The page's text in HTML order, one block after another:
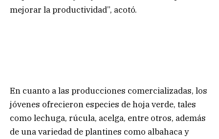
mejorar la productividad”, acotó.
En cuanto a las producciones comercializadas, los
jóvenes ofrecieron especies de hoja verde, tales
como lechuga, rúcula, acelga, entre otros, además
de una variedad de plantines como albahaca y